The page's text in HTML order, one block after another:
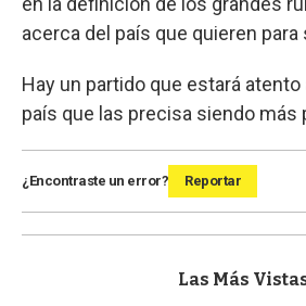
acerca del país que quieren
Hay un partido que estará
país que las precisa siendo más
¿Encontraste un error? Reportar
Las Más